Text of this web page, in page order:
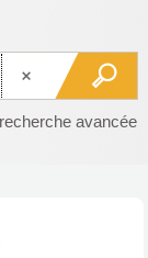
recherche avancée